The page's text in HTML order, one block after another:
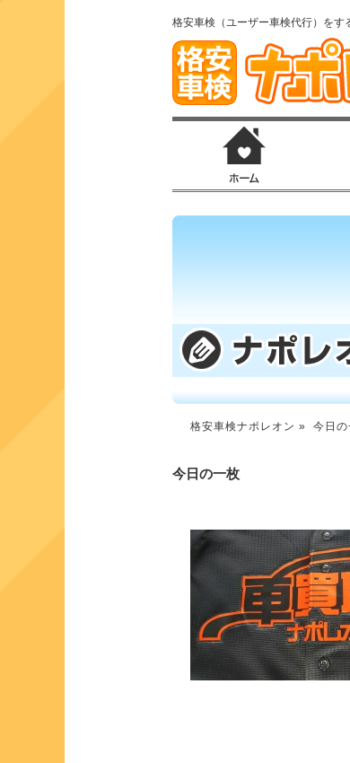
格安車検（ユーザー車検代行）をす
格安車検ナポレオン » 今日の
今日の一枚